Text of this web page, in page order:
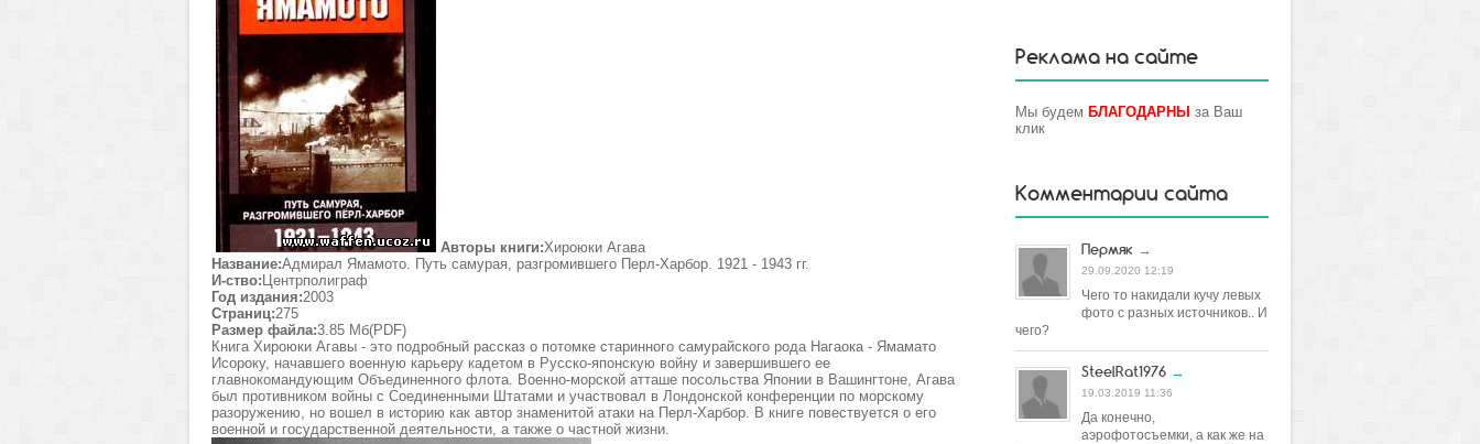
Авторы книги:Хироюки Агава
Название:Адмирал Ямамото. Путь самурая, разгромившего Перл-Харбор. 1921 - 1943 гг.
И-ство: Центрполиграф
Год издания:2003
Страниц:275
Размер файла:3.85 Мб(PDF)
Книга Хироюки Агавы - это подробный рассказ о потомке старинного самурайского рода Нагаока - Ямамато
Исороку, начавшего военную карьеру кадетом в Русско-японскую войну и завершившего ее
главнокомандующим Объединенного флота. Военно-морской атташе посольства Японии в Вашингтоне, Агава
был противником войны с Соединенными Штатами и участвовал в Лондонской конференции по морскому
разоружению, но вошел в историю как автор знаменитой атаки на Перл-Харбор. В книге повествуется о его
военной и государственной деятельности, а также о частной жизни.
Реклама на сайте
Мы будем БЛАГОДАРНЫ за Ваш
клик
Комментарии сайта
Пермяк →
29.09.2020 12:19
Чего то накидали кучу левых
фото с разных источников.. И
чего?
SteelRat1976 →
19.03.2019 11:36
Да конечно,
аэрофотосъемки, а как же на